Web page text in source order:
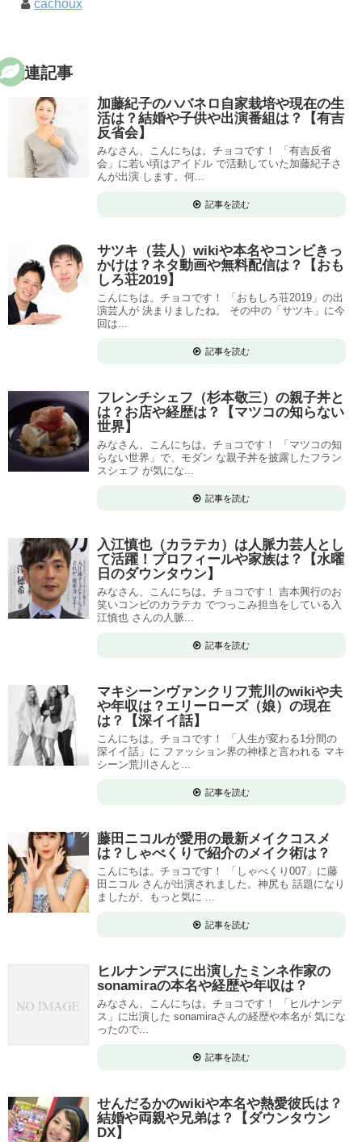
cachoux
関連記事
加藤紀子のハバネロ自家栽培や現在の生
活は？結婚や子供や出演番組は？【有吉
反省会】
みなさん、こんにちは。チョコです！ 「有吉反省
会」に若い頃はアイドル で活動していた加藤紀子さ
んが出演 します。何...
記事を読む
サツキ（芸人）wikiや本名やコンビきっ
かけは？ネタ動画や無料配信は？【おも
しろ荘2019】
こんにちは。チョコです！ 「おもしろ荘2019」の出
演芸人が 決まりましたね。 その中の「サツキ」に今
回は...
記事を読む
フレンチシェフ（杉本敬三）の親子丼と
は？お店や経歴は？【マツコの知らない
世界】
みなさん、こんにちは。チョコです！ 「マツコの知
らない世界」で、モダン な親子丼を披露したフラン
スシェフ が気にな...
記事を読む
入江慎也（カラテカ）は人脈力芸人とし
て活躍！プロフィールや家族は？【水曜
日のダウンタウン】
みなさん、こんにちは。チョコです！ 吉本興行のお
笑いコンビのカラテカ でつっこみ担当をしている入
江慎也 さんの人脈...
記事を読む
マキシーンヴァンクリフ荒川のwikiや夫
や年収は？エリーローズ（娘）の現在
は？【深イイ話】
こんにちは。チョコです！ 「人生が変わる1分間の
深イイ話」に ファッション界の神様と言われる マキ
シーン荒川さんと...
記事を読む
藤田ニコルが愛用の最新メイクコスメ
は？しゃべくりで紹介のメイク術は？
こんにちは。チョコです！ 「しゃべくり007」に藤
田ニコル さんが出演されました。神尻も 話題になり
ましたが、もっと気に ...
記事を読む
ヒルナンデスに出演したミンネ作家の
sonamiraの本名や経歴や年収は？
みなさん、こんにちは。チョコです！ 「ヒルナンデ
ス」に出演した sonamiraさんの経歴や本名が 気にな
ったので...
記事を読む
せんだるかのwikiや本名や熱愛彼氏は？
結婚や両親や兄弟は？【ダウンタウン
DX】